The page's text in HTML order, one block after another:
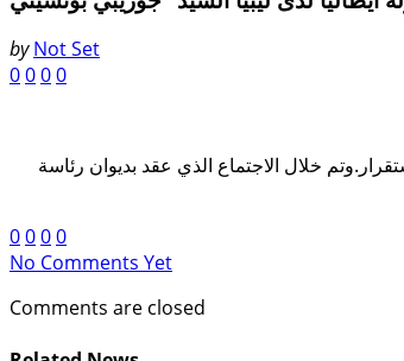
by Not Set
0000
خلال الاجتماع الذي عقد بديوان رئاسة
0000
No Comments Yet
Comments are closed